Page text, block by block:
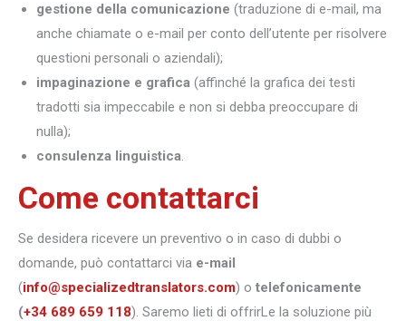
gestione della comunicazione (traduzione di e-mail, ma
anche chiamate o e-mail per conto dell’utente per risolvere
questioni personali o aziendali);
impaginazione e grafica (affinché la grafica dei testi
tradotti sia impeccabile e non si debba preoccupare di
nulla);
consulenza linguistica.
Come contattarci
Se desidera ricevere un preventivo o in caso di dubbi o
domande, può contattarci via e-mail
(info@specializedtranslators.com) o telefonicamente
(+34 689 659 118). Saremo lieti di offrirLe la soluzione più